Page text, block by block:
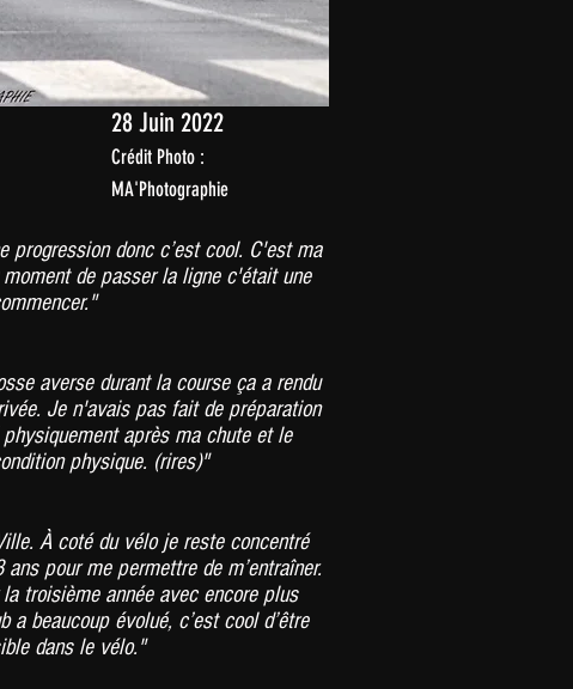
28 Juin 2022
Crédit Photo :
MA'Photographie
progression donc c’est cool. C'est ma
de passer la ligne c'était une
averse durant la course ça a rendu
Je n'avais pas fait de préparation
après ma chute et le
physique. (rires)"
À coté du vélo je reste concentré
pour me permettre de m’entraîner.
troisième année avec encore plus
beaucoup évolué, c’est cool d’être
dans le vélo."